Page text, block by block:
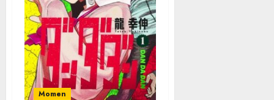
Momen